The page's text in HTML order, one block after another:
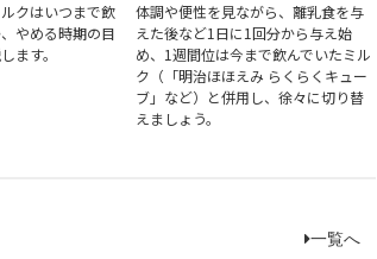
クはいつまで飲
やめる時期の目
ます。
体調や便性を見ながら、離乳食を与
えた後など1日に1回分から与え始
め、1週間位は今まで飲んでいたミル
ク（「明治ほほえみ らくらくキュー
ブ」など）と併用し、徐々に切り替
えましょう。
一覧へ